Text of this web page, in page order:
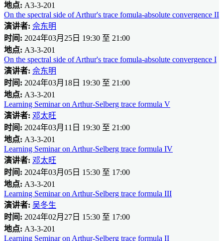
地点: A3-3-201
On the spectral side of Arthur's trace fomula-absolute convergence II
演讲者: 佘东明
时间: 2024年03月25日 19:30 至 21:00
地点: A3-3-201
On the spectral side of Arthur's trace fomula-absolute convergence I
演讲者: 佘东明
时间: 2024年03月18日 19:30 至 21:00
地点: A3-3-201
Learning Seminar on Arthur-Selberg trace formula V
演讲者: 邓太旺
时间: 2024年03月11日 19:30 至 21:00
地点: A3-3-201
Learning Seminar on Arthur-Selberg trace formula IV
演讲者: 邓太旺
时间: 2024年03月05日 15:30 至 17:00
地点: A3-3-201
Learning Seminar on Arthur-Selberg trace formula III
演讲者: 吴冬生
时间: 2024年02月27日 15:30 至 17:00
地点: A3-3-201
Learning Seminar on Arthur-Selberg trace formula II